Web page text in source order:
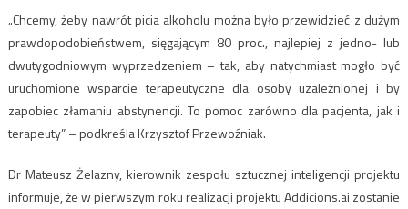
„Chcemy, żeby nawrót picia alkoholu można było przewidzieć z dużym
prawdopodobieństwem, sięgającym 80 proc., najlepiej z jedno- lub
dwutygodniowym wyprzedzeniem – tak, aby natychmiast mogło być
uruchomione wsparcie terapeutyczne dla osoby uzależnionej i by
zapobiec złamaniu abstynencji. To pomoc zarówno dla pacjenta, jak i
terapeuty” – podkreśla Krzysztof Przewoźniak.
Dr Mateusz Żelazny, kierownik zespołu sztucznej inteligencji projektu
informuje, że w pierwszym roku realizacji projektu Addicions.ai zostanie